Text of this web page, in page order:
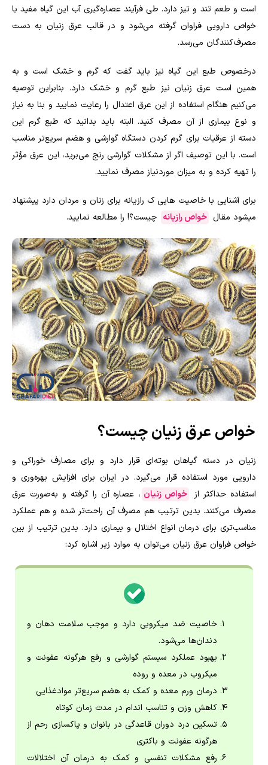
است و طعم تند و تیز دارد. طی فرآیند عصاره‌گیری آب این گیاه مفید با
خواص دارویی فراوان گرفته می‌شود و در قالب عرق زنیان به دست
مصرف‌کنندگان می‌رسد.
درخصوص طبع این گیاه نیز باید گفت که گرم و خشک است و به
همین است عرق زنیان نیز طبع گرم و خشک دارد. بنابراین توصیه
می‌کنیم هنگام استفاده از این عرق اعتدال را رعایت نمایید و بنا به نیاز
و نوع بیماری از آن مصرف کنید. البته باید بدانید که طبع گرم این
دسته از عرقیات برای گرم کردن دستگاه گوارشی و هضم سریع‌تر مناسب
است. با این توصیف اگر از مشکلات گوارشی رنج می‌برید، این عرق مؤثر
را تهیه کرده و به میزان موردنیاز مصرف نمایید.
برای آشنایی با خاصیت هایی ک رازیانه برای زنان و مردان دارد پیشنهاد
میشود مقال خواص رازیانه چیست؟! را مطالعه نمایید.
خواص عرق زنیان چیست؟
زنیان در دسته گیاهان بوته‌ای قرار دارد و برای مصارف خوراکی و
دارویی مورد استفاده قرار می‌گیرد. در ایران برای افزایش بهره‌وری و
استفاده حداکثر از
خواص زنیان ، عصاره آن را گرفته و به‌صورت عرق
مصرف می‌کنند. بدین ترتیب هم مصرف آن راحت‌تر شده و هم عملکرد
مناسب‌تری برای درمان انواع اختلال و بیماری دارد. بدین ترتیب از بین
خواص فراوان عرق زنیان می‌توان به موارد زیر اشاره کرد:
خاصیت ضد میکروبی دارد و موجب سلامت دهان و
دندان‌ها می‌شود.
بهبود عملکرد سیستم گوارشی و رفع هرگونه عفونت و
میکروب در معده و روده
درمان ورم معده و کمک به هضم سریع‌تر مواد‌غذایی
کاهش وزن و تناسب اندام در مدت زمان کوتاه
تسکین درد دوران قاعدگی در بانوان و پاکسازی رحم از
هرگونه عفونت و باکتری
رفع مشکلات تنفسی و کمک به درمان آن اختلالات